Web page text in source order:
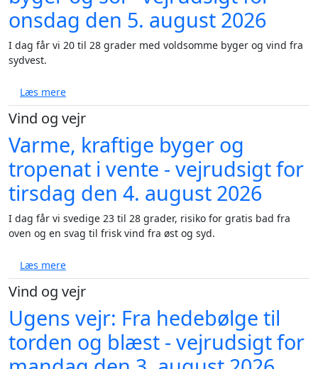
onsdag den 5. august 2026
I dag får vi 20 til 28 grader med voldsomme byger og vind fra
sydvest.
Læs mereom Varm dag med voldsomme byger og sol -
Vind og vejr
Varme, kraftige byger og
tropenat i vente - vejrudsigt for
tirsdag den 4. august 2026
I dag får vi svedige 23 til 28 grader, risiko for gratis bad fra
oven og en svag til frisk vind fra øst og syd.
Læs mereom Varme, kraftige byger og tropenat i vente -
Vind og vejr
Ugens vejr: Fra hedebølge til
torden og blæst - vejrudsigt for